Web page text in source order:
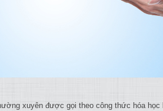
xuyên được gọi theo công thức hóa